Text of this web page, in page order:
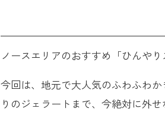
ノースエリアのおすすめ「ひんや
今回は、地元で大人気のふわふわ
りのジェラートまで、今絶対に外